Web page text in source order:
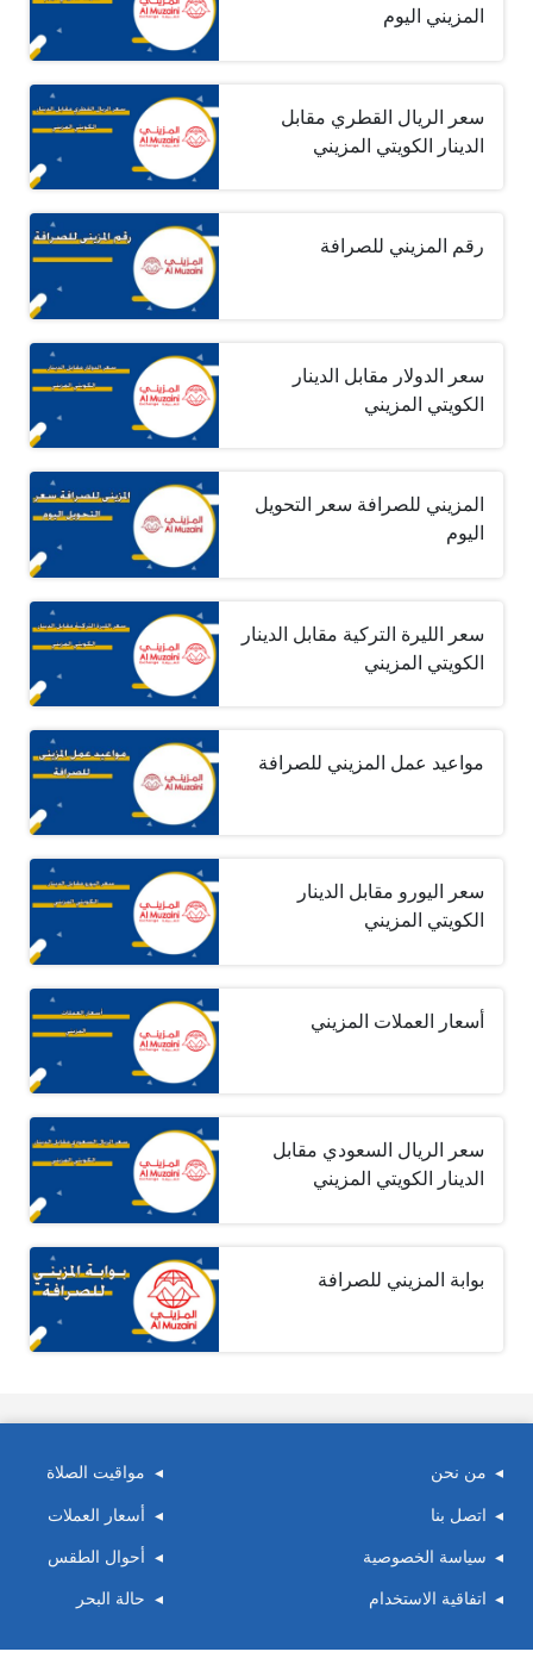
المزيني اليوم
سعر الريال القطري مقابل
الدينار الكويتي المزيني
رقم المزيني للصرافة
سعر الدولار مقابل الدينار
الكويتي المزيني
المزيني للصرافة سعر التحويل
اليوم
سعر الليرة التركية مقابل الدينار
الكويتي المزيني
مواعيد عمل المزيني للصرافة
سعر اليورو مقابل الدينار
الكويتي المزيني
أسعار العملات المزيني
سعر الريال السعودي مقابل
الدينار الكويتي المزيني
بوابة المزيني للصرافة
من نحن
اتصل بنا
سياسة الخصوصية
اتفاقية الاستخدام
مواقيت الصلاة
أسعار العملات
أحوال الطقس
حالة البحر